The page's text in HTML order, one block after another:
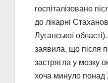
госпіталізовано
до лікарні
Луганської
заявила, що після
застрягла у мозку
хоча минуло понад